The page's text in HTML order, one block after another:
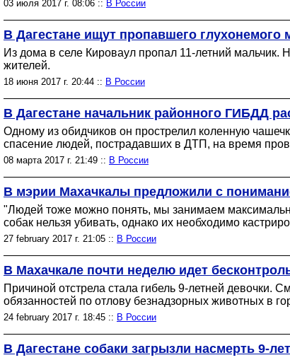
03 июля 2017 г. 08:06 :: В России
В Дагестане ищут пропавшего глухонемого
Из дома в селе Кироваул пропал 11-летний
жителей.
18 июня 2017 г. 20:44 :: В России
В Дагестане начальник районного ГИБДД
Одному из обидчиков он прострелил коленную
спасение людей, пострадавших в ДТП, на время
08 марта 2017 г. 21:49 :: В России
В мэрии Махачкалы предложили с
"Людей тоже можно понять, мы занимаем
собак нельзя убивать, однако их необходимо
27 february 2017 г. 21:05 :: В России
В Махачкале почти неделю идет
Причиной отстрела стала гибель 9-летней
обязанностей по отлову безнадзорных животных в
24 february 2017 г. 18:45 :: В России
В Дагестане собаки загрызли насмерть 9-